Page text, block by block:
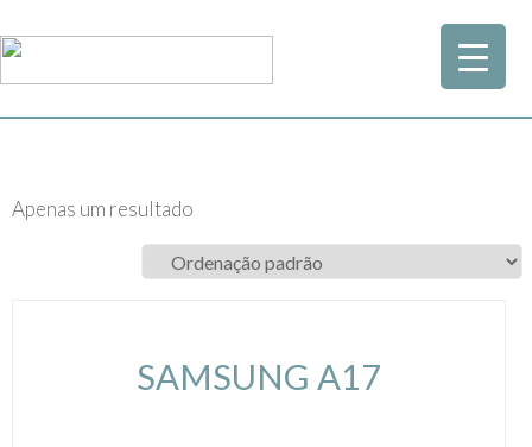
Apenas um resultado
SAMSUNG A17